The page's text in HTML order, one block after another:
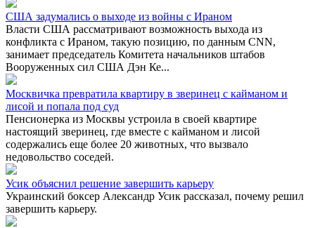
США задумались о выходе из войны с Ираном
Власти США рассматривают возможность выхода из
конфликта с Ираном, такую позицию, по данным CNN,
занимает председатель Комитета начальников штабов
Вооруженных сил США Дэн Ке...
Москвичка превратила квартиру в зверинец с кайманом и
лисой и попала под суд
Пенсионерка из Москвы устроила в своей квартире
настоящий зверинец, где вместе с кайманом и лисой
содержались еще более 20 животных, что вызвало
недовольство соседей.
Усик объяснил решение завершить карьеру
Украинский боксер Александр Усик рассказал, почему решил
завершить карьеру.